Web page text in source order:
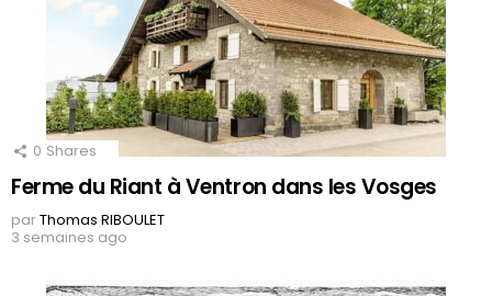
0 Shares
Ferme du Riant à Ventron dans les Vosges
parThomas RIBOULET
3 semaines ago